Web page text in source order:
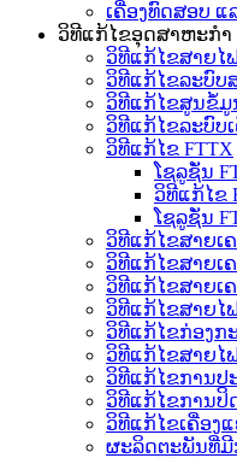
ເຄື່ອງທົດສອບ ແ
ວິທີແກ້ໄຂອຸດສາຫະກໍາ
ວິທີແກ້ໄຂສາຍໄ
ວິທີແກ້ໄຂລະບົບ
ວິທີແກ້ໄຂສູນຂໍ້ມູ
ວິທີແກ້ໄຂລະບົບເ
ວິທີແກ້ໄຂ FTTX
ໂຊລູຊັ່ນ
ວິທີແກ້ໄຂ
ໂຊລູຊັ່ນ
ວິທີແກ້ໄຂສາຍເຄ
ວິທີແກ້ໄຂສາຍເຄ
ວິທີແກ້ໄຂສາຍເຄ
ວິທີແກ້ໄຂສາຍໄ
ວິທີແກ້ໄຂກ່ອງກ
ວິທີແກ້ໄຂສາຍໄຟ
ວິທີແກ້ໄຂການປ
ວິທີແກ້ໄຂການປິ
ວິທີແກ້ໄຂເຄື່ອງແ
ຜະລິດຕະພັນທີ່ມີ